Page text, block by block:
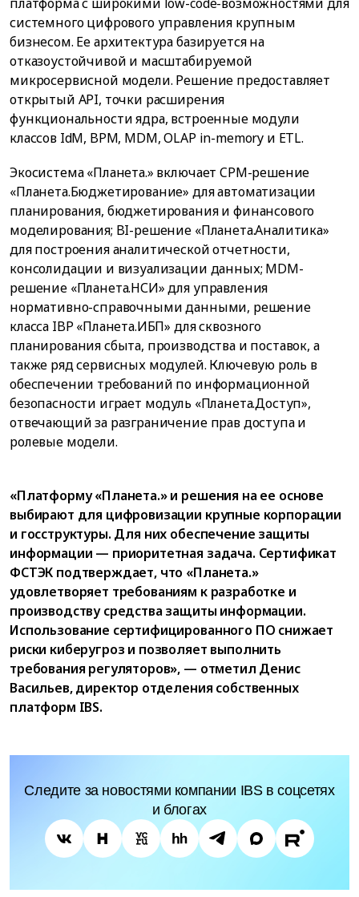
системного цифрового управления крупным
бизнесом. Ее архитектура базируется на
отказоустойчивой и масштабируемой
микросервисной модели. Решение предоставляет
открытый API, точки расширения
функциональности ядра, встроенные модули
классов IdM, BPM, MDM, OLAP in-memory и ETL.
Экосистема «Планета.» включает CPM-решение
«Планета.Бюджетирование» для автоматизации
планирования, бюджетирования и финансового
моделирования; BI-решение «Планета.Аналитика»
для построения аналитической отчетности,
консолидации и визуализации данных; MDM-
решение «Планета.НСИ» для управления
нормативно-справочными данными, решение
класса IBP «Планета.ИБП» для сквозного
планирования сбыта, производства и поставок, а
также ряд сервисных модулей. Ключевую роль в
обеспечении требований по информационной
безопасности играет модуль «Планета.Доступ»,
отвечающий за разграничение прав доступа и
ролевые модели.
«Платформу «Планета.» и решения на ее основе
выбирают для цифровизации крупные корпорации
и госструктуры. Для них обеспечение защиты
информации — приоритетная задача. Сертификат
ФСТЭК подтверждает, что «Планета.»
удовлетворяет требованиям к разработке и
производству средства защиты информации.
Использование сертифицированного ПО снижает
риски киберугроз и позволяет выполнить
требования регуляторов», — отметил Денис
Васильев, директор отделения собственных
платформ IBS.
Следите за новостями компании IBS в соцсетях
и блогах